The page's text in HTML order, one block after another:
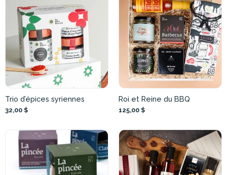
Trio d’épices syriennes
32,00 $
Roi et Reine du BBQ
125,00 $